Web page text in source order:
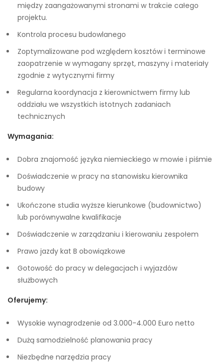
między zaangażowanymi stronami w trakcie całego
projektu.
Kontrola procesu budowlanego
Zoptymalizowane pod względem kosztów i terminowe
zaopatrzenie w wymagany sprzęt, maszyny i materiały
zgodnie z wytycznymi firmy
Regularna koordynacja z kierownictwem firmy lub
oddziału we wszystkich istotnych zadaniach
technicznych
Wymagania:
Dobra znajomość języka niemieckiego w mowie i piśmie
Doświadczenie w pracy na stanowisku kierownika
budowy
Ukończone studia wyższe kierunkowe (budownictwo)
lub porównywalne kwalifikacje
Doświadczenie w zarządzaniu i kierowaniu zespołem
Prawo jazdy kat B obowiązkowe
Gotowość do pracy w delegacjach i wyjazdów
służbowych
Oferujemy:
Wysokie wynagrodzenie od 3.000-4.000 Euro netto
Dużą samodzielność planowania pracy
Niezbędne narzędzia pracy